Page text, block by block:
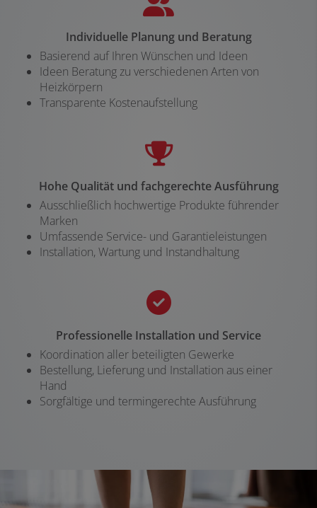
Individuelle Planung und Beratung
Basierend auf Ihren Wünschen und Ideen
Ideen Beratung zu verschiedenen Arten von
Heizkörpern
Transparente Kostenaufstellung
Hohe Qualität und fachgerechte Ausführung
Ausschließlich hochwertige Produkte führender
Marken
Umfassende Service- und Garantieleistungen
Installation, Wartung und Instandhaltung
Professionelle Installation und Service
Koordination aller beteiligten Gewerke
Bestellung, Lieferung und Installation aus einer
Hand
Sorgfältige und termingerechte Ausführung